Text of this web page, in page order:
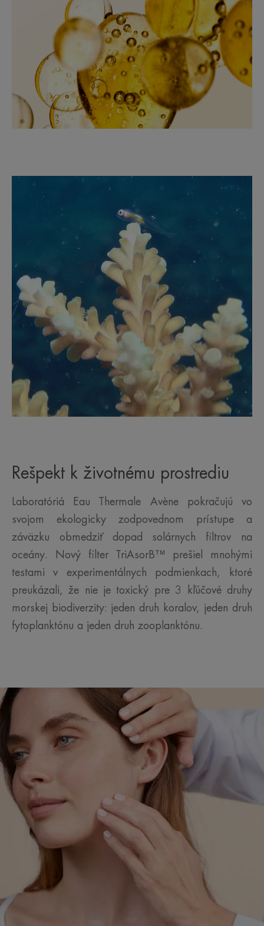
Rešpekt k životnému prostrediu
Laboratóriá Eau Thermale Avène pokračujú vo
svojom ekologicky zodpovednom prístupe a
záväzku obmedziť dopad solárnych filtrov na
oceány. Nový filter TriAsorB™ prešiel mnohými
testami v experimentálnych podmienkach, ktoré
preukázali, že nie je toxický pre 3 kľúčové druhy
morskej biodiverzity: jeden druh koralov, jeden druh
fytoplanktónu a jeden druh zooplanktónu.